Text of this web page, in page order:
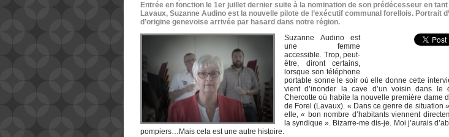
Entrée en fonction le 1er juillet dernier suite à la nomination de son prédécesseur en
Lavaux, Suzanne Audino est la nouvelle pilote de l’exécutif communal forellois. Portrait
d’origine genevoise arrivée par hasard dans notre région.
Suzanne Audino est
une femme
accessible. Trop, peut-
être, diront certains,
lorsque son téléphone
portable sonne le soir où elle donne cette
vient d’inonder la cave d’un voisin dans le
Chercotte où habite la nouvelle première dame
de Forel (Lavaux). « Dans ce genre de situation
elle, « bon nombre d’habitants viennent
la syndique ». Bizarre-me dis-je. Moi j’aurais
pompiers…Mais cela est une autre histoire.